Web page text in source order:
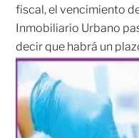
fiscal, el vencimiento
Inmobiliario Urbano
decir que habrá un